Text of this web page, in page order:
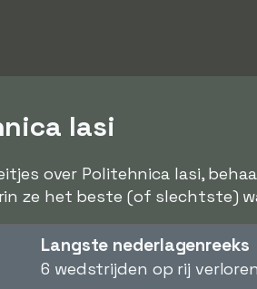
Iasi
over Politehnica Iasi,
ze het beste (of slechtste)
Langste nederlagenreeks
6 wedstrijden op rij verloren